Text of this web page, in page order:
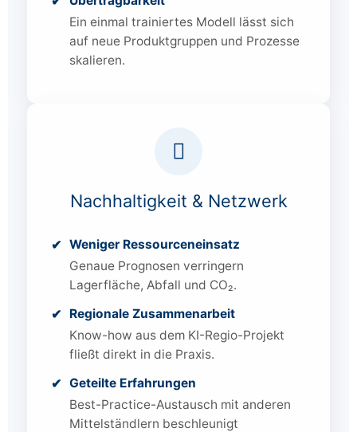
Ein einmal trainiertes Modell lässt sich
auf neue Produktgruppen und Prozesse
skalieren.
Nachhaltigkeit & Netzwerk
Weniger Ressourcen­einsatz
Genaue Prognosen verringern
Lagerfläche, Abfall und CO₂.
Regionale Zusammenarbeit
Know-how aus dem KI-Regio-Projekt
fließt direkt in die Praxis.
Geteilte Erfahrungen
Best-Practice-Austausch mit anderen
Mittelständlern beschleunigt